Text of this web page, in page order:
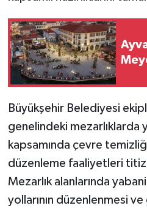
Büyükşehir Belediyesi
genelindeki mezarlıklarda
kapsamında çevre
düzenleme faaliyetleri
Mezarlık alanlarında
yollarının düzenlenmesi